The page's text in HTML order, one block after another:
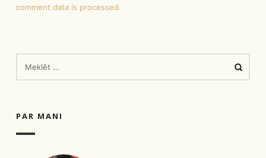
comment data is processed.
PAR MANI